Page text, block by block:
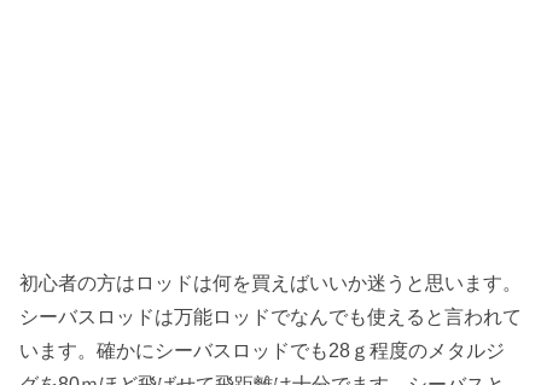
初心者の方はロッドは何を買えばいいか迷うと思います。
シーバスロッドは万能ロッドでなんでも使えると言われて
います。確かにシーバスロッドでも28ｇ程度のメタルジ